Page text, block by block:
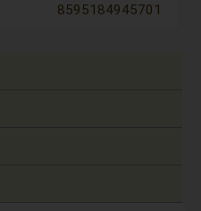
8595184945701